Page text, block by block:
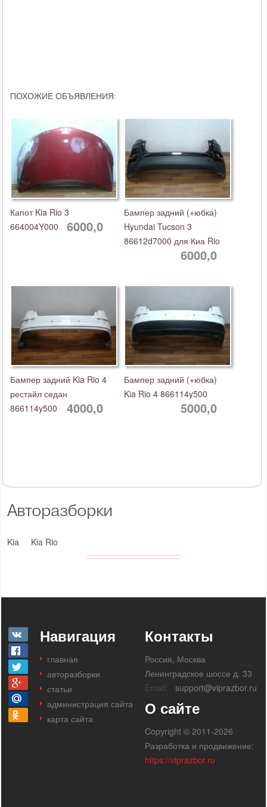
Авторазборки
Kia Kia Rio
ПОХОЖИЕ ОБЪЯВЛЕНИЯ:
Капот Kia Rio 3
664004Y000
6000,0
Бампер задний (+юбка)
Hyundai Tucson 3
86612d7000 для Киа Rio
6000,0
Бампер задний Kia Rio 4
рестайл седан
866114y500
4000,0
Бампер задний (+юбка)
Kia Rio 4 866114y500
5000,0
Навигация
главная
авторазборки
статьи
администрация сайта
карта сайта
Контакты
Россия, Москва
Ленинградское шоссе д. 33
Email:
support@viprazbor.ru
О сайте
Copyright © 2011-2026
Разработка и продвижение:
https://viprazbor.ru